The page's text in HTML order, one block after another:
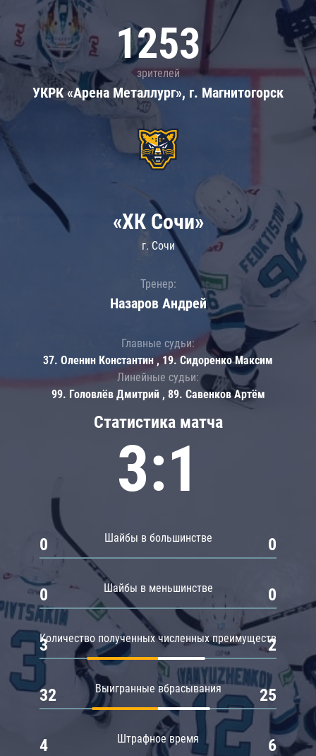
1253
зрителей
УКРК «Арена Металлург», г. Магнитогорск
Статистика матча
3:1
Шайбы в большинстве
0 0
Шайбы в меньшинстве
0 0
Количество полученных численных преимуществ
3 2
Выигранные вбрасывания
32 25
Штрафное время
4 6
«ХК Сочи»
г. Сочи
Тренер:
Назаров Андрей
Главные судьи:
37. Оленин Константин , 19. Сидоренко Максим
Линейные судьи:
99. Головлёв Дмитрий , 89. Савенков Артём